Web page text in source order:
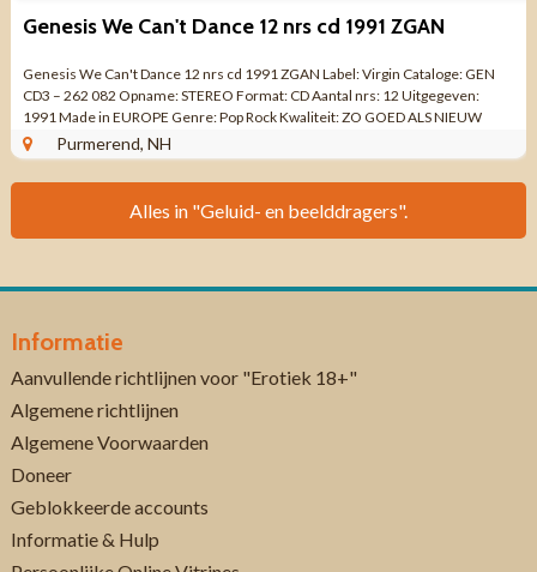
Genesis We Can't Dance 12 nrs cd 1991 ZGAN
Genesis We Can't Dance 12 nrs cd 1991 ZGAN Label: Virgin Cataloge: GEN
CD3 ‎– 262 082 Opname: STEREO Format: CD Aantal nrs: 12 Uitgegeven:
1991 Made in EUROPE Genre: Pop Rock Kwaliteit: ZO GOED ALS NIEUW
Boekje 16 ...
Purmerend, NH
Alles in "Geluid- en beelddragers".
Informatie
Aanvullende richtlijnen voor "Erotiek 18+"
Algemene richtlijnen
Algemene Voorwaarden
Doneer
Geblokkeerde accounts
Informatie & Hulp